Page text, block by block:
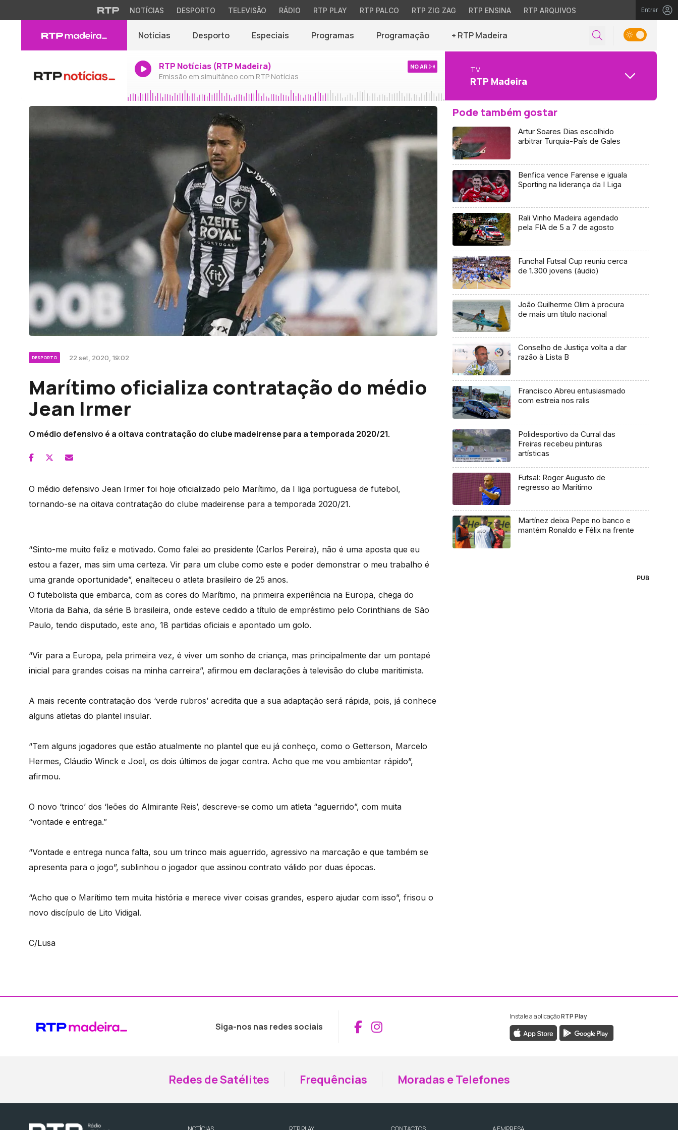
NOTÍCIAS DESPORTO TELEVISÃO RÁDIO RTP PLAY RTP PALCO RTP ZIG ZAG RTP ENSINA RTP ARQUIVOS Entrar
Notícias Desporto Especiais Programas Programação + RTP Madeira
RTP Notícias (RTP Madeira)
Emissão em simultâneo com RTP Notícias
NO AR TV
RTP Madeira
DESPORTO 22 set, 2020, 19:02
Marítimo oficializa contratação do médio
Jean Irmer
O médio defensivo é a oitava contratação do clube madeirense para a temporada 2020/21.
O médio defensivo Jean Irmer foi hoje oficializado pelo Marítimo, da I liga portuguesa de futebol,
tornando-se na oitava contratação do clube madeirense para a temporada 2020/21.
“Sinto-me muito feliz e motivado. Como falei ao presidente (Carlos Pereira), não é uma aposta que eu
estou a fazer, mas sim uma certeza. Vir para um clube como este e poder demonstrar o meu trabalho é
uma grande oportunidade”, enalteceu o atleta brasileiro de 25 anos.
O futebolista que embarca, com as cores do Marítimo, na primeira experiência na Europa, chega do
Vitoria da Bahia, da série B brasileira, onde esteve cedido a título de empréstimo pelo Corinthians de São
Paulo, tendo disputado, este ano, 18 partidas oficiais e apontado um golo.
“Vir para a Europa, pela primeira vez, é viver um sonho de criança, mas principalmente dar um pontapé
inicial para grandes coisas na minha carreira”, afirmou em declarações à televisão do clube maritimista.
A mais recente contratação dos ‘verde rubros’ acredita que a sua adaptação será rápida, pois, já conhece
alguns atletas do plantel insular.
“Tem alguns jogadores que estão atualmente no plantel que eu já conheço, como o Getterson, Marcelo
Hermes, Cláudio Winck e Joel, os dois últimos de jogar contra. Acho que me vou ambientar rápido”,
afirmou.
O novo ‘trinco’ dos ‘leões do Almirante Reis’, descreve-se como um atleta “aguerrido”, com muita
“vontade e entrega.”
“Vontade e entrega nunca falta, sou um trinco mais aguerrido, agressivo na marcação e que também se
apresenta para o jogo”, sublinhou o jogador que assinou contrato válido por duas épocas.
“Acho que o Marítimo tem muita história e merece viver coisas grandes, espero ajudar com isso”, frisou o
novo discípulo de Lito Vidigal.
C/Lusa
Pode também gostar
Artur Soares Dias escolhido
arbitrar Turquia-País de Gales
Benfica vence Farense e iguala
Sporting na liderança da I Liga
Rali Vinho Madeira agendado
pela FIA de 5 a 7 de agosto
Funchal Futsal Cup reuniu cerca
de 1.300 jovens (áudio)
João Guilherme Olim à procura
de mais um título nacional
Conselho de Justiça volta a dar
razão à Lista B
Francisco Abreu entusiasmado
com estreia nos ralis
Polidesportivo da Curral das
Freiras recebeu pinturas
artísticas
Futsal: Roger Augusto de
regresso ao Marítimo
Martínez deixa Pepe no banco e
mantém Ronaldo e Félix na frente
PUB
Siga-nos nas redes sociais Aceder ao Facebook da RTP Madeira
Aceder ao Instagram da RTP Madeira
Instale a aplicaçãoRTP Play
Redes de Satélites Frequências Moradas e Telefones